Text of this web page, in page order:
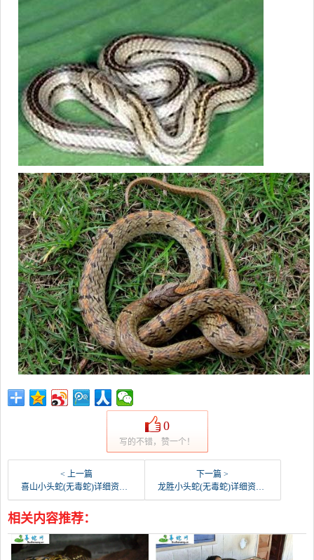
0
写的不错，赞一个！
< 上一篇
喜山小头蛇(无毒蛇)详细资料、图片及品种介绍
下一篇 >
龙胜小头蛇(无毒蛇)详细资料、图片及品种介绍
相关内容推荐：